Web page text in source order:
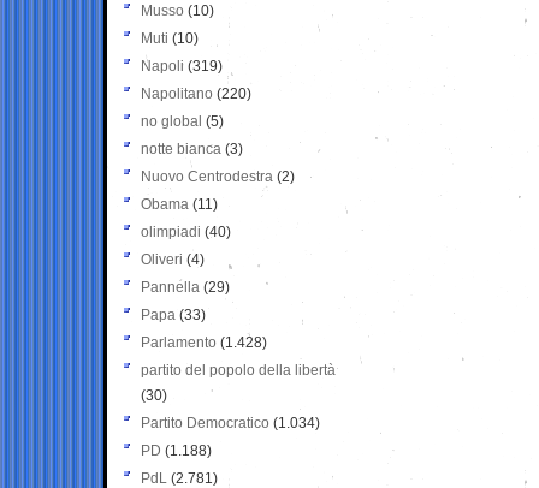
Musso (10)
Muti (10)
Napoli (319)
Napolitano (220)
no global (5)
notte bianca (3)
Nuovo Centrodestra (2)
Obama (11)
olimpiadi (40)
Oliveri (4)
Pannella (29)
Papa (33)
Parlamento (1.428)
partito del popolo della libertà
(30)
Partito Democratico (1.034)
PD (1.188)
PdL (2.781)